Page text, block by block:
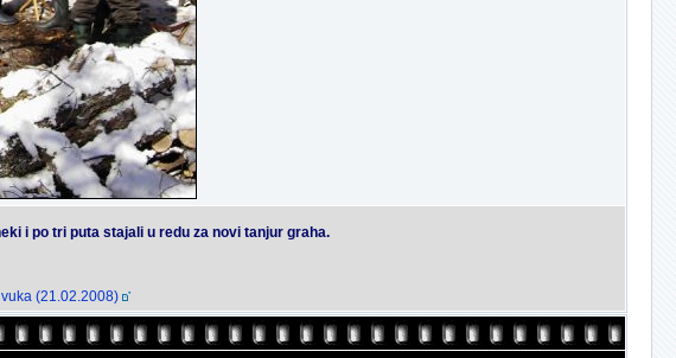
i po tri puta stajali u redu za novi tanjur graha.
(21.02.2008)